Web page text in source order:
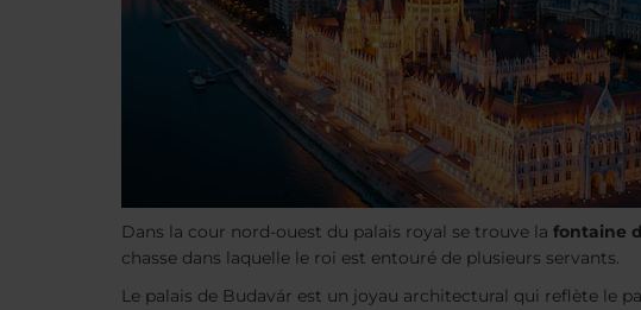
Dans la cour nord-ouest du palais royal se trouve la fontaine
chasse dans laquelle le roi est entouré de plusieurs servants.
Le palais de Budavár est un joyau architectural qui reflète le